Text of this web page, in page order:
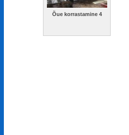
Õue korrastamine 4